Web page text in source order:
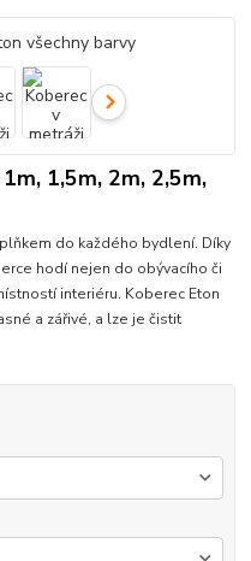
1,5m, 2m, 2,5m,
do každého bydlení. Díky
hodí nejen do obývacího či
interiéru. Koberec Eton
a zářivé, a lze je čistit